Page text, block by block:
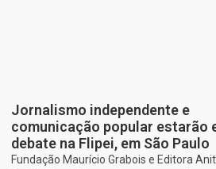
Jornalismo independente e
comunicação popular estarão
debate na Flipei, em São Paulo
Fundação Maurício Grabois e Editora